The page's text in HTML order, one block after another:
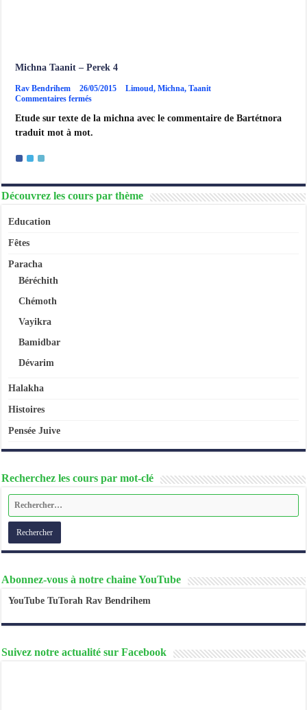
Michna Taanit – Perek 4
Rav Bendrihem 26/05/2015 Limoud,Michna,Taanit
Commentaires ferméssur
Taanit
Perek
Etude sur texte de la michna avec le commentaire de Bartétnora
traduit mot à mot.
Découvrez les cours par thème
Education
Fêtes
Paracha
Béréchith
Chémoth
Vayikra
Bamidbar
Dévarim
Halakha
Histoires
Pensée Juive
Recherchez les cours par mot-clé
Abonnez-vous à notre chaine YouTube
YouTube TuTorah Rav Bendrihem
Suivez notre actualité sur Facebook